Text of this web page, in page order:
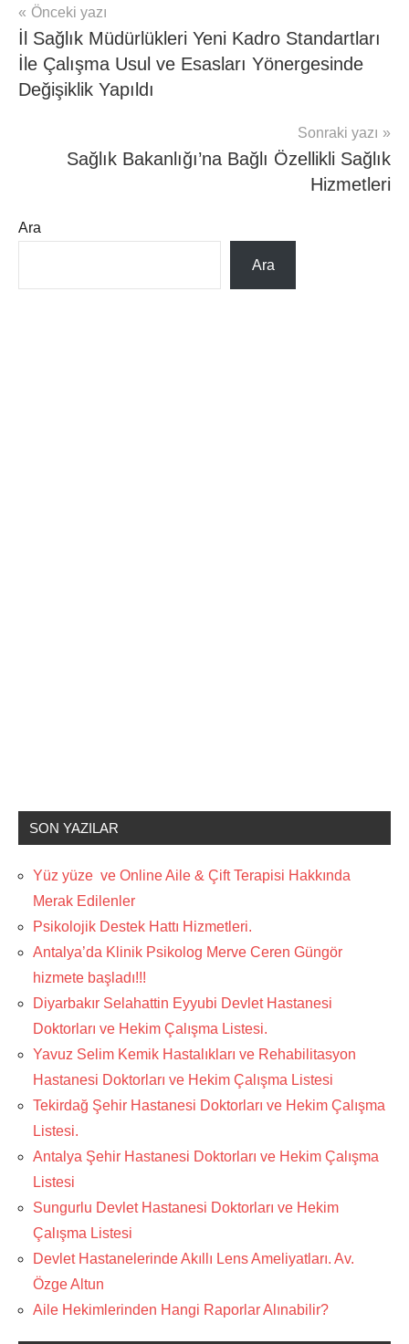
hasta
haber
Yazı
gezinmesi
Önceki yazı
İl Sağlık Müdürlükleri Yeni Kadro Standartları
İle Çalışma Usul ve Esasları Yönergesinde
Değişiklik Yapıldı
Sonraki yazı
Sağlık Bakanlığı’na Bağlı Özellikli Sağlık
Hizmetleri
Ara
Ara
SON YAZILAR
Yüz yüze ve Online Aile & Çift Terapisi Hakkında
Merak Edilenler
Psikolojik Destek Hattı Hizmetleri.
Antalya’da Klinik Psikolog Merve Ceren Güngör
hizmete başladı!!!
Diyarbakır Selahattin Eyyubi Devlet Hastanesi
Doktorları ve Hekim Çalışma Listesi.
Yavuz Selim Kemik Hastalıkları ve Rehabilitasyon
Hastanesi Doktorları ve Hekim Çalışma Listesi
Tekirdağ Şehir Hastanesi Doktorları ve Hekim Çalışma
Listesi.
Antalya Şehir Hastanesi Doktorları ve Hekim Çalışma
Listesi
Sungurlu Devlet Hastanesi Doktorları ve Hekim
Çalışma Listesi
Devlet Hastanelerinde Akıllı Lens Ameliyatları. Av.
Özge Altun
Aile Hekimlerinden Hangi Raporlar Alınabilir?